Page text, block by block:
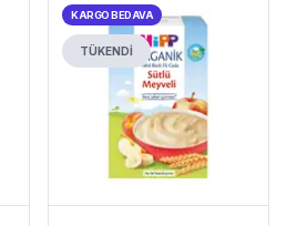
KARGO BEDAVA
TÜKENDİ